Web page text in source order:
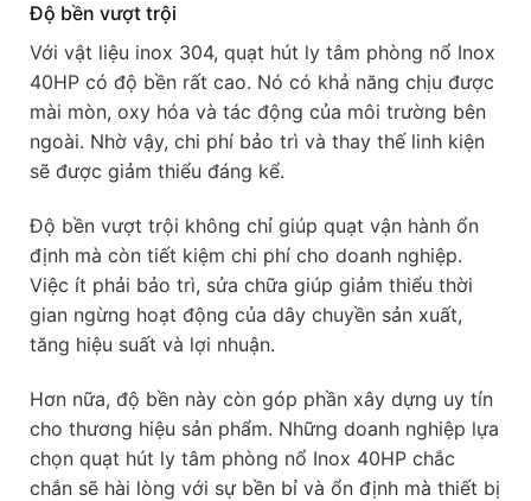
Độ bền vượt trội
Với vật liệu inox 304, quạt hút ly tâm phòng nổ Inox
40HP có độ bền rất cao. Nó có khả năng chịu được
mài mòn, oxy hóa và tác động của môi trường bên
ngoài. Nhờ vậy, chi phí bảo trì và thay thế linh kiện
sẽ được giảm thiểu đáng kể.
Độ bền vượt trội không chỉ giúp quạt vận hành ổn
định mà còn tiết kiệm chi phí cho doanh nghiệp.
Việc ít phải bảo trì, sửa chữa giúp giảm thiểu thời
gian ngừng hoạt động của dây chuyền sản xuất,
tăng hiệu suất và lợi nhuận.
Hơn nữa, độ bền này còn góp phần xây dựng uy tín
cho thương hiệu sản phẩm. Những doanh nghiệp lựa
chọn quạt hút ly tâm phòng nổ Inox 40HP chắc
chắn sẽ hài lòng với sự bền bỉ và ổn định mà thiết bị